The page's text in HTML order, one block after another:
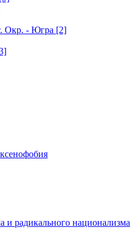
Окр. - Югра [2]
и радикального национализма